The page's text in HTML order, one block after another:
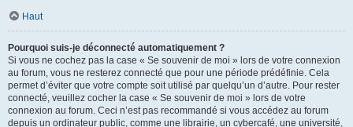
Haut
Pourquoi suis-je déconnecté automatiquement ?
Si vous ne cochez pas la case « Se souvenir de moi » lors de votre connexion
au forum, vous ne resterez connecté que pour une période prédéfinie. Cela
permet d’éviter que votre compte soit utilisé par quelqu’un d’autre. Pour rester
connecté, veuillez cocher la case « Se souvenir de moi » lors de votre
connexion au forum. Ceci n’est pas recommandé si vous accédez au forum
depuis un ordinateur public, comme une librairie, un cybercafé, une université,